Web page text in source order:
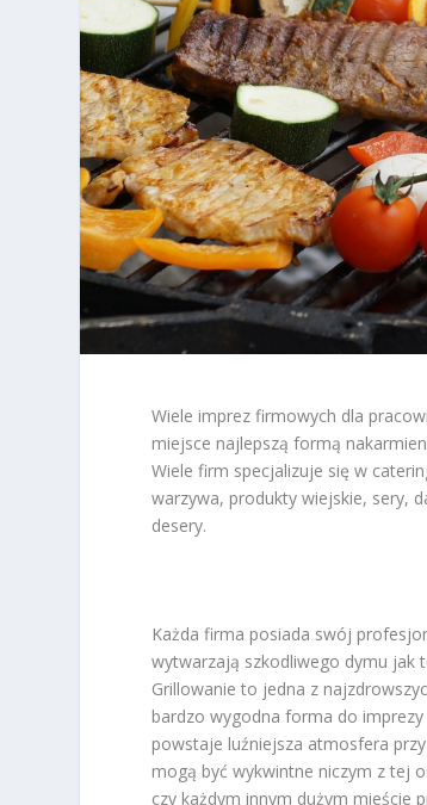
Wiele imprez firmowych dla
miejsce najlepszą formą
Wiele firm specjalizuje się w
warzywa, produkty wiejskie, sery,
desery.
Każda firma posiada swój
wytwarzają szkodliwego dymu jak
Grillowanie to jedna z
bardzo wygodna forma do
powstaje luźniejsza atmosfera
mogą być wykwintne niczym z tej
czy każdym innym dużym mieście